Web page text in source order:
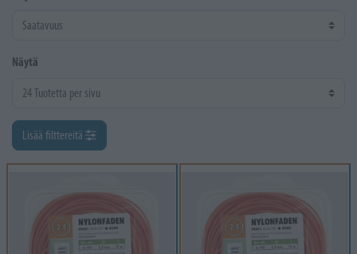
Näytä
Lisää filttereitä